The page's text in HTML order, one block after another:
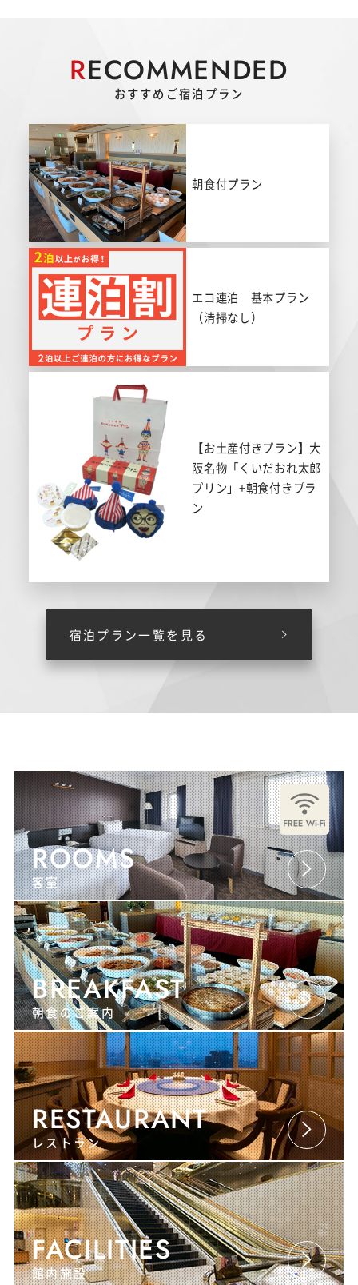
RECOMMENDED
おすすめご宿泊プラン
朝食付プラン
エコ連泊 基本プラン
（清掃なし）
【お土産付きプラン】大
阪名物「くいだおれ太郎
プリン」+朝食付きプラ
ン
宿泊プラン一覧を見る
ROOMS
客室
BREAKFAST
朝食のご案内
RESTAURANT
レストラン
FACILITIES
館内施設